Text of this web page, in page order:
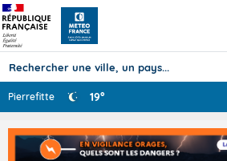
Pierrefitte 19°